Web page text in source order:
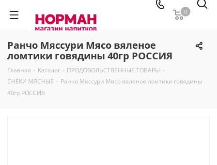
0
Ранчо Мяссури Мясо вяленое
ломтики говядины 40гр РОССИЯ
Главная - Каталог - ПРОДОВОЛЬСТВЕННЫЕ ТОВАРЫ -
СНЕКИ МЯСНЫЕ - Ранчо Мяссури Мясо вяленое ломтики говядины
40гр РОССИЯ